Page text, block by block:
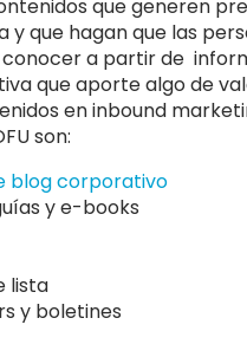
que generen
y que hagan que las
a partir de
que aporte algo de
en inbound
son:
blog corporativo
y e-books
lista
y boletines